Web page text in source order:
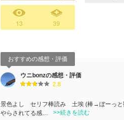
13 39
おすすめの感想・評価
ウニbonzの感想・評価
2.8
景色よし セリフ棒読み 土埃 (棒→ぼーっと
やらされてる感…
>>続きを読む